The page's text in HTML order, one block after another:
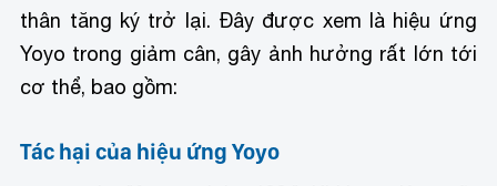
thân tăng ký trở lại. Đây được xem là hiệu ứng
Yoyo trong giảm cân, gây ảnh hưởng rất lớn tới
cơ thể, bao gồm:
Tác hại của hiệu ứng Yoyo